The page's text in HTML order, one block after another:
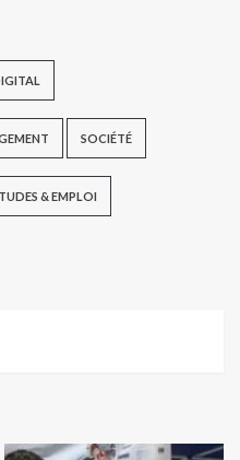
SOCIÉTÉ
& EMPLOI